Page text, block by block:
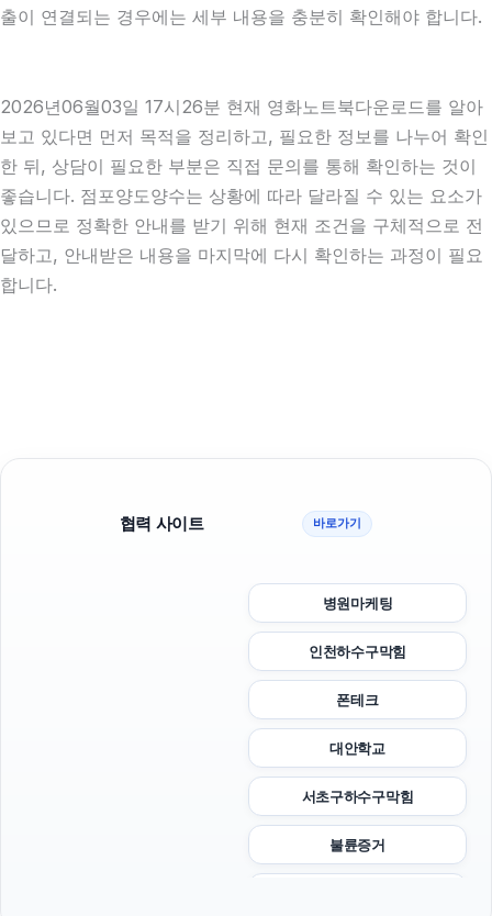
출이 연결되는 경우에는 세부 내용을 충분히 확인해야 합니다.
2026년06월03일 17시26분 현재 영화노트북다운로드를 알아
보고 있다면 먼저 목적을 정리하고, 필요한 정보를 나누어 확인
한 뒤, 상담이 필요한 부분은 직접 문의를 통해 확인하는 것이
좋습니다. 점포양도양수는 상황에 따라 달라질 수 있는 요소가
있으므로 정확한 안내를 받기 위해 현재 조건을 구체적으로 전
달하고, 안내받은 내용을 마지막에 다시 확인하는 과정이 필요
합니다.
협력 사이트 바로가기
병원마케팅
인천하수구막힘
폰테크
대안학교
서초구하수구막힘
불륜증거